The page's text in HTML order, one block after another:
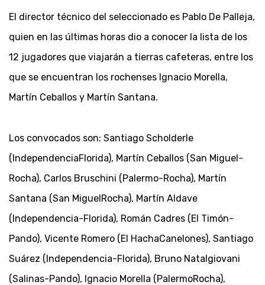
El director técnico del seleccionado es Pablo De Palleja,
quien en las últimas horas dio a conocer la lista de los
12 jugadores que viajarán a tierras cafeteras, entre los
que se encuentran los rochenses Ignacio Morella,
Martín Ceballos y Martín Santana.
Los convocados son: Santiago Scholderle
(IndependenciaFlorida), Martín Ceballos (San Miguel-
Rocha), Carlos Bruschini (Palermo-Rocha), Martín
Santana (San MiguelRocha), Martín Aldave
(Independencia-Florida), Román Cadres (El Timón-
Pando), Vicente Romero (El HachaCanelones), Santiago
Suárez (Independencia-Florida), Bruno Natalgiovani
(Salinas-Pando), Ignacio Morella (PalermoRocha),